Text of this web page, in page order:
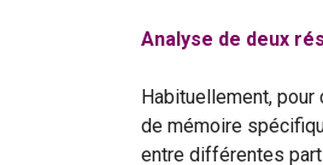
Analyse de deux
Habituellement,
de mémoire
entre différentes